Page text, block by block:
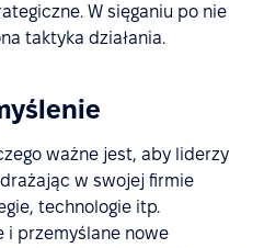
W sięganiu po nie
taktyka działania.
ważne jest, aby liderzy
w swojej firmie
technologie itp.
i przemyślane nowe